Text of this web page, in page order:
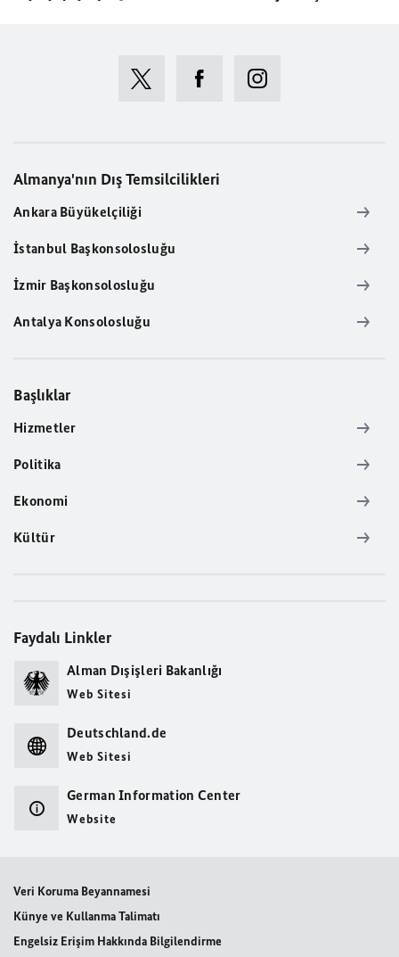
Almanya'nın Dış Temsilcilikleri
Ankara Büyükelçiliği
İstanbul Başkonsolosluğu
İzmir Başkonsolosluğu
Antalya Konsolosluğu
Başlıklar
Hizmetler
Politika
Ekonomi
Kültür
Faydalı Linkler
Alman Dışişleri Bakanlığı
Web Sitesi
Deutschland.de
Web Sitesi
German Information Center
Website
Veri Koruma Beyannamesi
Künye ve Kullanma Talimatı
Engelsiz Erişim Hakkında Bilgilendirme